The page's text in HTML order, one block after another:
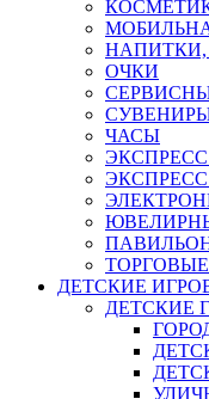
ОЧКИ
ЧАСЫ
ДЕТСКИЕ
ДЕТСКИЕ